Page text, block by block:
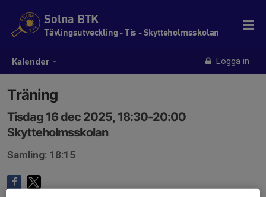
Kalender Logga in
Solna BTK
Tävlingsutveckling - Tis - Skytteholmsskolan
Träning
Tisdag 16 dec 2025, 18:30-20:00
Skytteholmsskolan
Samling: 18:15